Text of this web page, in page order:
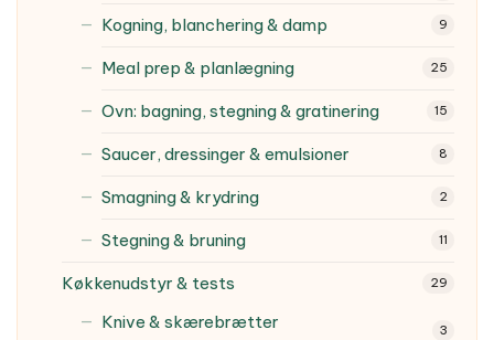
Kogning, blanchering & damp 9
Meal prep & planlægning 25
Ovn: bagning, stegning & gratinering 15
Saucer, dressinger & emulsioner 8
Smagning & krydring 2
Stegning & bruning 11
Køkkenudstyr & tests 29
Knive & skærebrætter 3